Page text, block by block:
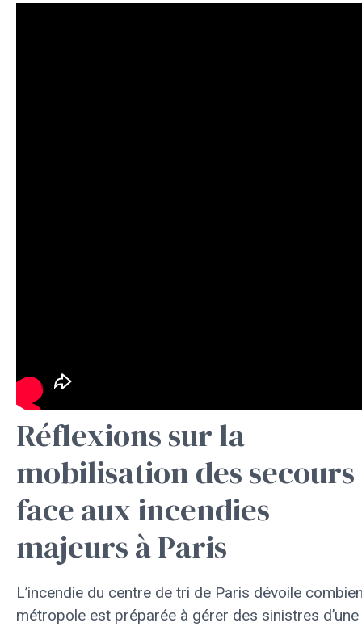
Réflexions sur la
mobilisation des secours
face aux incendies
majeurs à Paris
L’incendie du centre de tri de Paris dévoile
métropole est préparée à gérer des sinistres d’une